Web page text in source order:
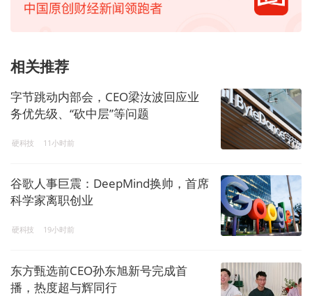
相关推荐
字节跳动内部会，CEO梁汝波回应业
务优先级、“砍中层”等问题
硬科技 11小时前
谷歌人事巨震：DeepMind换帅，首席
科学家离职创业
硬科技 19小时前
东方甄选前CEO孙东旭新号完成首
播，热度超与辉同行